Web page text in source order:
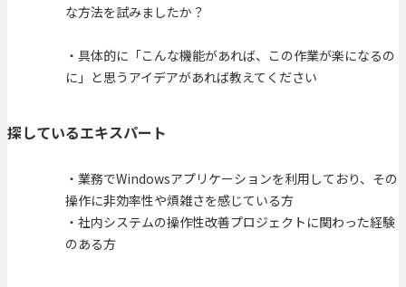
な方法を試みましたか？
・具体的に「こんな機能があれば、この作業が楽になるの
に」と思うアイデアがあれば教えてください
探しているエキスパート
・業務でWindowsアプリケーションを利用しており、その
操作に非効率性や煩雑さを感じている方
・社内システムの操作性改善プロジェクトに関わった経験
のある方